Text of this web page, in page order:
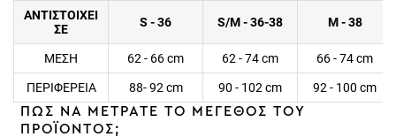
ΑΝΤΙΣΤΟΙΧΕΙ
ΣΕ
S - 36 S/M - 36-38 M - 38
ΜΕΣΗ 62 - 66 cm 62 - 74 cm 66 - 74 cm
ΠΕΡΙΦΕΡΕΙΑ 88- 92 cm 90 - 102 cm
92 - 100 cm
ΠΩΣ ΝΑ ΜΕΤΡΑΤΕ ΤΟ ΜΕΓΕΘΟΣ ΤΟΥ
ΠΡΟΪΟΝΤΟΣ;